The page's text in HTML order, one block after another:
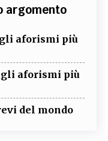
argomento
aforismi più
gli aforismi più
del mondo